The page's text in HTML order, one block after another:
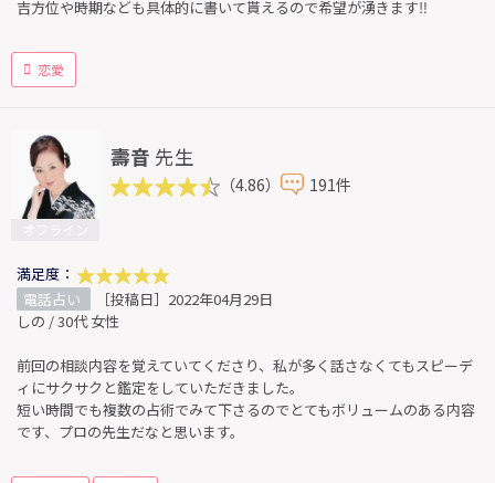
吉方位や時期なども具体的に書いて貰えるので希望が湧きます‼︎
恋愛
壽音 先生
（4.86） 191件
満足度：
電話占い
［投稿日］2022年04月29日
しの / 30代 女性
前回の相談内容を覚えていてくださり、私が多く話さなくてもスピーデ
ィにサクサクと鑑定をしていただきました。
短い時間でも複数の占術でみて下さるのでとてもボリュームのある内容
です、プロの先生だなと思います。